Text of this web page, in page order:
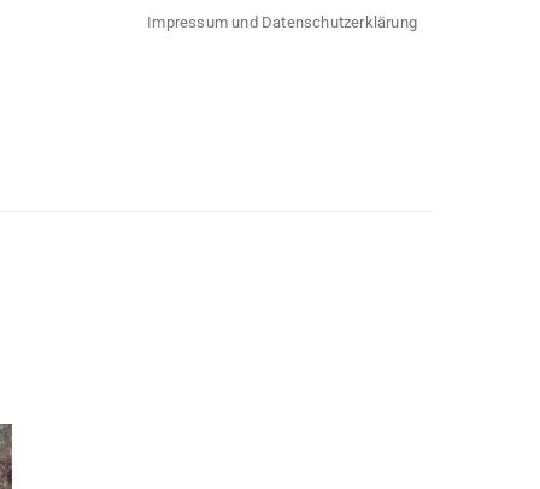
Impressum und Datenschutzerklärung